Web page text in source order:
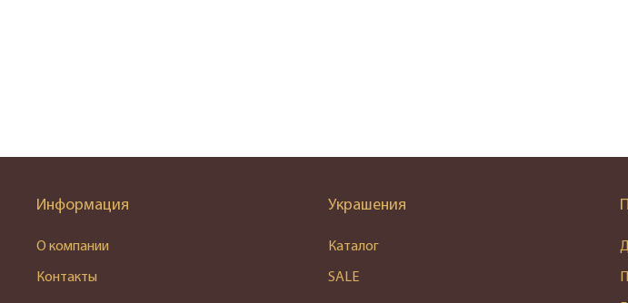
Информация
О компании
Контакты
Украшения
Каталог
SALE